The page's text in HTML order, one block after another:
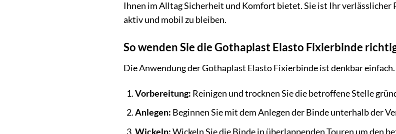
Ihnen im Alltag Sicherheit und Komfort bietet. Sie ist Ihr
aktiv und mobil zu bleiben.
So wenden Sie die Gothaplast Elasto Fixierbinde
Die Anwendung der Gothaplast Elasto Fixierbinde ist denkbar
Vorbereitung: Reinigen und trocknen Sie die betroffene Stelle
Anlegen: Beginnen Sie mit dem Anlegen der Binde unterhalb der
Wickeln:Wickeln Sie die Binde in überlappenden Touren um den